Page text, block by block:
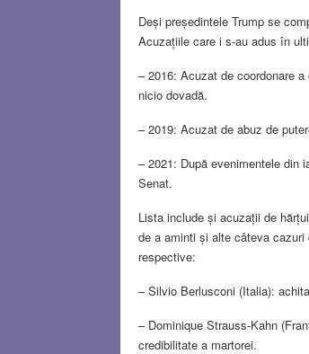
Deși președintele Trump se
Acuzațiile care i s-au adus în
– 2016: Acuzat de coordonare
nicio dovadă.
– 2019: Acuzat de abuz de
– 2021: După evenimentele din
Senat.
Lista include și acuzații de
de a aminti și alte câteva
respective:
– Silvio Berlusconi (Italia):
– Dominique Strauss-Kahn
credibilitate a martorei.